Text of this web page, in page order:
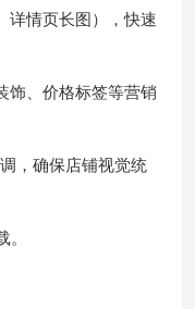
详情页长图），快速
饰、价格标签等营销
，确保店铺视觉统